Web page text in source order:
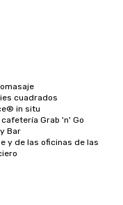
cuadrados
in situ
Grab 'n' Go
Bar
y de las oficinas de las